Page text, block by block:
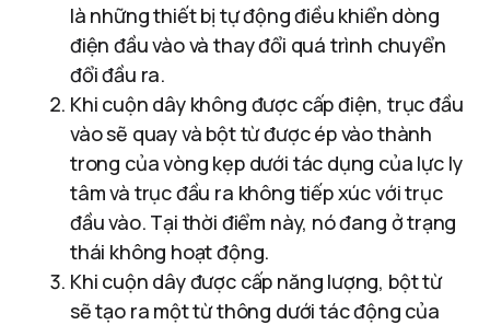
là những thiết bị tự động điều khiển dòng
điện đầu vào và thay đổi quá trình chuyển
đổi đầu ra.
Khi cuộn dây không được cấp điện, trục đầu
vào sẽ quay và bột từ được ép vào thành
trong của vòng kẹp dưới tác dụng của lực ly
tâm và trục đầu ra không tiếp xúc với trục
đầu vào. Tại thời điểm này, nó đang ở trạng
thái không hoạt động.
Khi cuộn dây được cấp năng lượng, bột từ
sẽ tạo ra một từ thông dưới tác động của